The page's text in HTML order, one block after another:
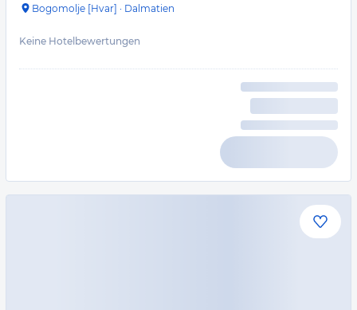
Bogomolje [Hvar] · Dalmatien
Keine Hotelbewertungen